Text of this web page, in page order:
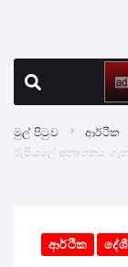
මුල් පිටුව
ආර්ථික
රුපියලේ අනාගතය
ආර්ථික